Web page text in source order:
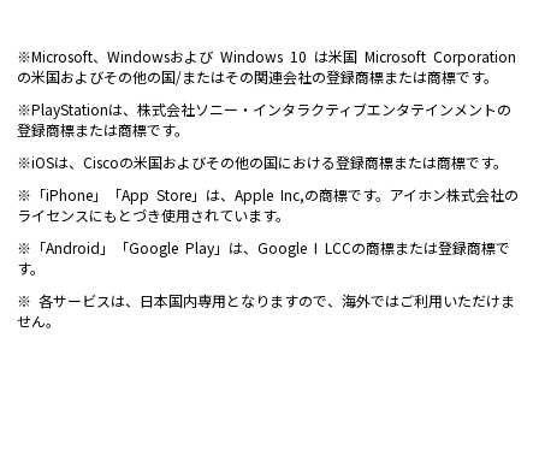
※Microsoft、Windowsおよび Windows 10 は米国 Microsoft Corporation
の米国およびその他の国/またはその関連会社の登録商標または商標です。
※PlayStationは、株式会社ソニー・インタラクティブエンタテインメントの
登録商標または商標です。
※iOSは、Ciscoの米国およびその他の国における登録商標または商標です。
※「iPhone」「App Store」は、Apple Inc,の商標です。アイホン株式会社の
ライセンスにもとづき使用されています。
※「Android」「Google Play」は、Google I LCCの商標または登録商標で
す。
※ 各サービスは、日本国内専用となりますので、海外ではご利用いただけま
せん。